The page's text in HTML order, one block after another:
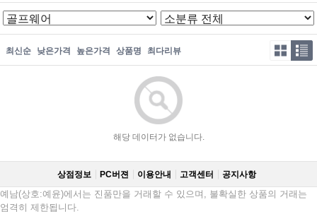
최신순 낮은가격 높은가격 상품명 최다리뷰
해당 데이터가 없습니다.
상점정보 PC버젼 이용안내 고객센터 공지사항
예남(상호:예윤)에서는 진품만을 거래할 수 있으며, 불확실한 상품의 거래는
엄격히 제한됩니다.